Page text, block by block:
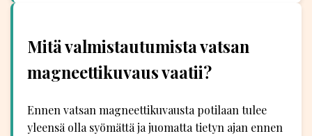
Mitä valmistautumista vatsan
magneettikuvaus vaatii?
Ennen vatsan magneettikuvausta potilaan tulee
yleensä olla syömättä ja juomatta tietyn ajan ennen